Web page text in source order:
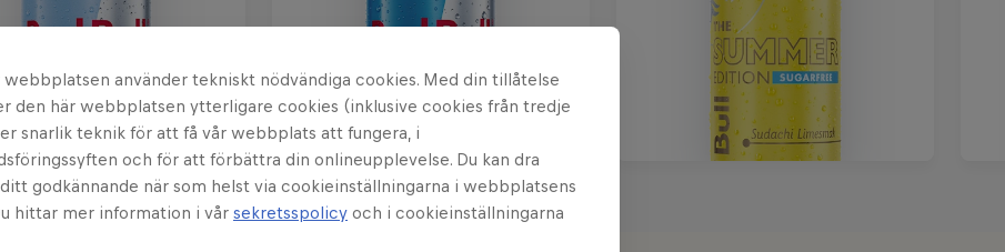
webbplatsen använder tekniskt nödvändiga cookies. Med din tillåtelse
den här webbplatsen ytterligare cookies (inklusive cookies från tredje
snarlik teknik för att få vår webbplats att fungera, i
och för att förbättra din onlineupplevelse. Du kan dra
godkännande när som helst via cookieinställningarna i webbplatsens
hittar mer information i vår sekretsspolicy och i cookieinställningarna